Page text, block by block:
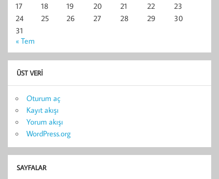
17
18 19 20 21 22
23
24
25 26 27 28 29
30
31
« Tem
ÜST VERI
Oturum aç
Kayıt akışı
Yorum akışı
WordPress.org
SAYFALAR